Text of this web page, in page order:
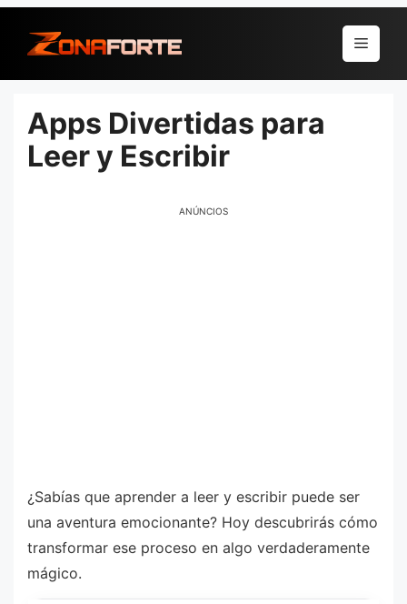
para
conteúdo
Menu
Apps Divertidas para
Leer y Escribir
ANÚNCIOS
¿Sabías que aprender a leer y escribir puede ser
una aventura emocionante? Hoy descubrirás cómo
transformar ese proceso en algo verdaderamente
mágico.